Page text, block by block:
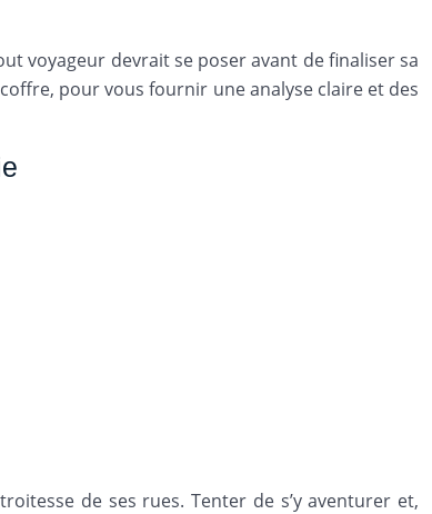
voyageur devrait se poser avant de finaliser sa
pour vous fournir une analyse claire et des
de ses rues. Tenter de s’y aventurer et,